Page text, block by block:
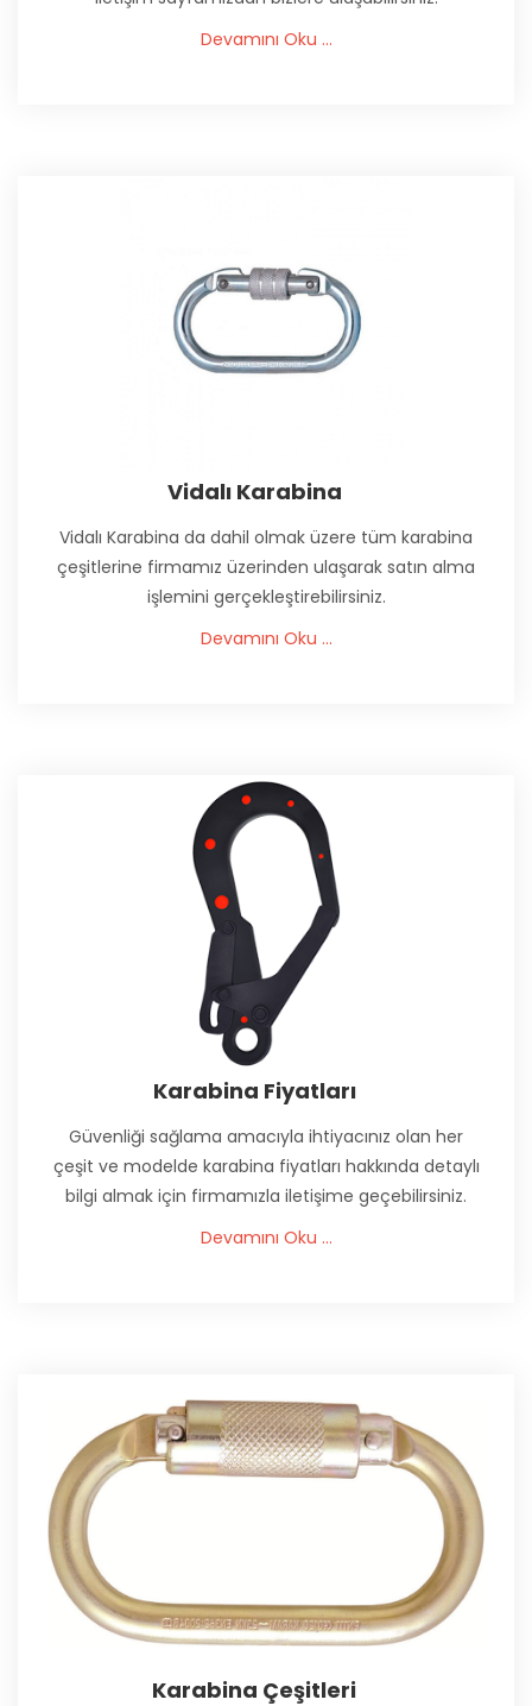
Devamını Oku ...
Vidalı Karabina
Vidalı Karabina da dahil olmak üzere tüm karabina
çeşitlerine firmamız üzerinden ulaşarak satın alma
işlemini gerçekleştirebilirsiniz.
Devamını Oku ...
Karabina Fiyatları
Güvenliği sağlama amacıyla ihtiyacınız olan her
çeşit ve modelde karabina fiyatları hakkında detaylı
bilgi almak için firmamızla iletişime geçebilirsiniz.
Devamını Oku ...
Karabina Çeşitleri